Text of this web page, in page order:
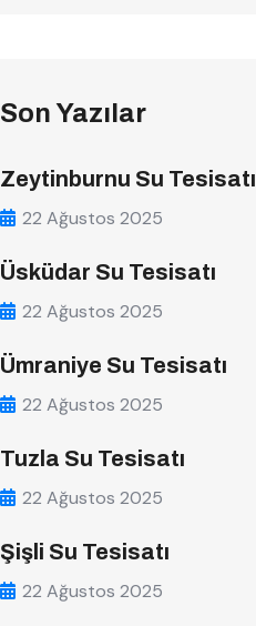
Son Yazılar
Zeytinburnu Su Tesisatı
22 Ağustos 2025
Üsküdar Su Tesisatı
22 Ağustos 2025
Ümraniye Su Tesisatı
22 Ağustos 2025
Tuzla Su Tesisatı
22 Ağustos 2025
Şişli Su Tesisatı
22 Ağustos 2025